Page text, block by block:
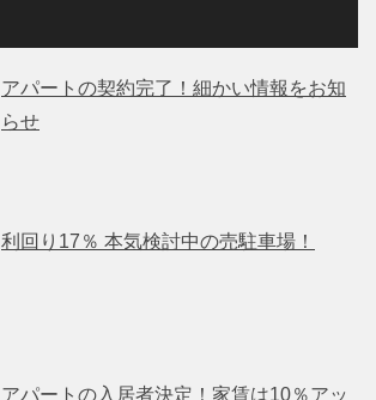
アパートの契約完了！細かい情報をお知
らせ
利回り17％ 本気検討中の売駐車場！
アパートの入居者決定！家賃は10％アッ